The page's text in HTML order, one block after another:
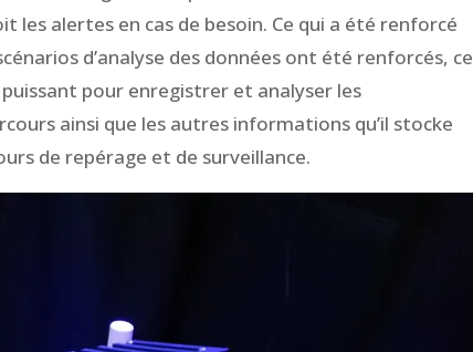
les alertes en cas de besoin. Ce qui a été renforcé
d’analyse des données ont été renforcés, ce
puissant pour enregistrer et analyser les
ainsi que les autres informations qu’il stocke
de repérage et de surveillance.